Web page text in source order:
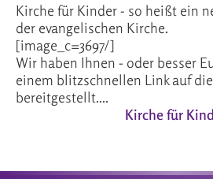
Kirche für Kinder - so heißt ein
der evangelischen Kirche.
[image_c=3697/]
Wir haben Ihnen - oder besser
einem blitzschnellen Link auf
bereitgestellt....
Kirche für